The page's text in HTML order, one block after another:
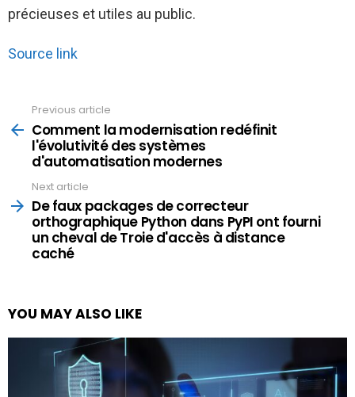
précieuses et utiles au public.
Source link
more
Previous article
Comment la modernisation redéfinit
l'évolutivité des systèmes
d'automatisation modernes
Next article
De faux packages de correcteur
orthographique Python dans PyPI ont fourni
un cheval de Troie d'accès à distance
caché
YOU MAY ALSO LIKE